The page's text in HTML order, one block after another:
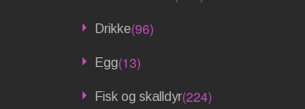
Drikke(96)
Egg(13)
Fisk og skalldyr(224)